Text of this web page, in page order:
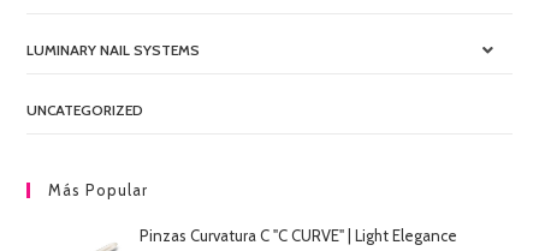
LUMINARY NAIL SYSTEMS
UNCATEGORIZED
Más Popular
Pinzas Curvatura C "C CURVE" | Light Elegance